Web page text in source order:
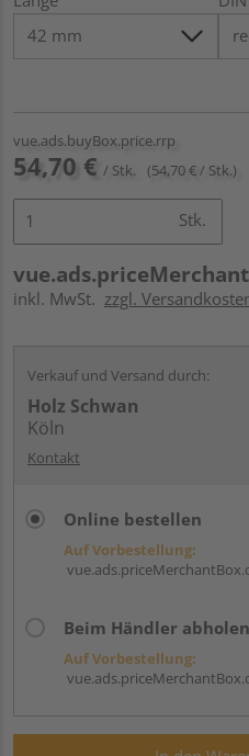
vue.ads.buyBox.price.rrp
54,70 € / Stk. (54,70 € / Stk.)
Stk.
inkl. MwSt. zzgl.
Verkauf und Versand durch:
Holz Schwan
Köln
Kontakt
Online bestellen
Auf Vorbestellung:
Beim Händler abholen
Auf Vorbestellung: